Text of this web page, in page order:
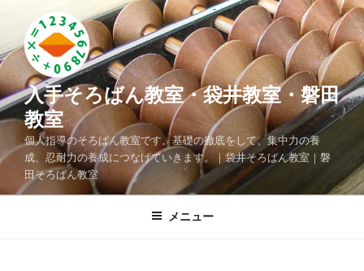
テ
ン
ツ
へ
ス
ッ
入手そろばん教室・袋井教室・磐田
教室
個人指導のそろばん教室です。基礎の徹底をして、集中力の養
成、忍耐力の養成につなげていきます。｜袋井そろばん教室｜磐
田そろばん教室
メニュー